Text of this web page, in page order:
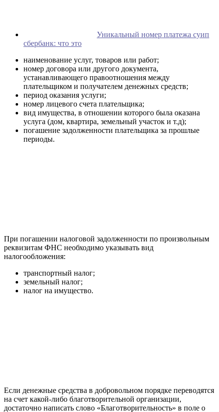
Уникальный номер платежа суип
сбербанк: что это
наименование услуг, товаров или работ;
номер договора или другого документа,
устанавливающего правоотношения между
плательщиком и получателем денежных средств;
период оказания услуги;
номер лицевого счета плательщика;
вид имущества, в отношении которого была оказана
услуга (дом, квартира, земельный участок и т.д);
погашение задолженности плательщика за прошлые
периоды.
При погашении налоговой задолженности по произвольным
реквизитам ФНС необходимо указывать вид
налогообложения:
транспортный налог;
земельный налог;
налог на имущество.
Если денежные средства в добровольном порядке переводятся
на счет какой-либо благотворительной организации,
достаточно написать слово «Благотворительность» в поле о